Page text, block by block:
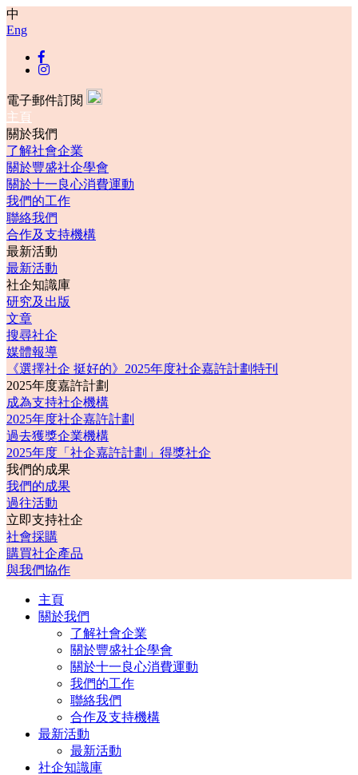
中
Eng
電子郵件訂閱
主頁
關於我們
了解社會企業
關於豐盛社企學會
關於十一良心消費運動
我們的工作
聯絡我們
合作及支持機構
最新活動
最新活動
社企知識庫
研究及出版
文章
搜尋社企
媒體報導
《選擇社企 挺好的》2025年度社企嘉許計劃特刊
2025年度嘉許計劃
成為支持社企機構
2025年度社企嘉許計劃
過去獲獎企業機構
2025年度「社企嘉許計劃」得獎社企
我們的成果
我們的成果
過往活動
立即支持社企
社會採購
購買社企產品
與我們協作
主頁
關於我們
了解社會企業
關於豐盛社企學會
關於十一良心消費運動
我們的工作
聯絡我們
合作及支持機構
最新活動
最新活動
社企知識庫